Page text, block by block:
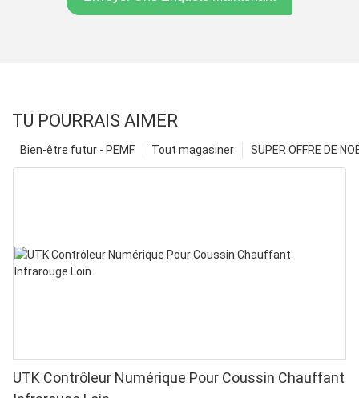
TU POURRAIS AIMER
SUPER OFFRE DE
Tout magasiner
Bien-être futur - PEMF
UTK Contrôleur Numérique Pour Coussin Chauffant